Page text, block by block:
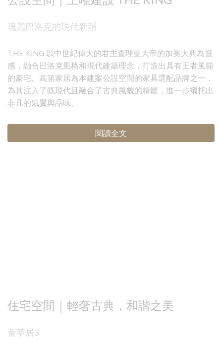
瑰麗巴洛克的現代新韻
THE KING 以中世紀偉大的君主查理曼大帝的加冕大典為靈
感，融合巴洛克風格和現代建築理念，打造出具有王者風範
的豪宅。高第家居為本建案公設空間的家具選配品牌之一，
為其注入了既現代且融合了古典風貌的精髓，進一步襯托出
非凡的氣質與品味。
閱讀全文
住宅空間｜輕奢古典，和諧之美
薈萃居3